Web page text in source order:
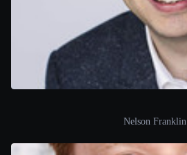
Nelson Franklin